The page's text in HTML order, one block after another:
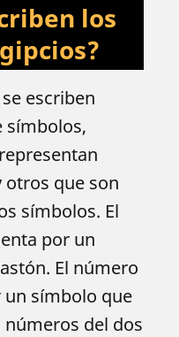
los
escriben
símbolos,
otros que son
símbolos. El
por un
El número
un símbolo que
números del dos